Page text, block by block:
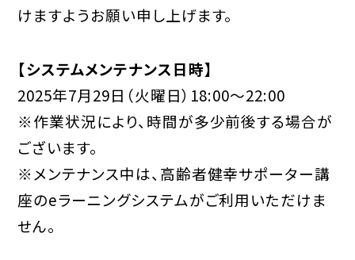
個人情報保護方針
けますようお願い申し上げます。
【システムメンテナンス日時】
2025年7月29日（火曜日）18:00～22:00
※作業状況により、時間が多少前後する場合が
ございます。
※メンテナンス中は、高齢者健幸サポーター講
座のeラーニングシステムがご利用いただけま
せん。